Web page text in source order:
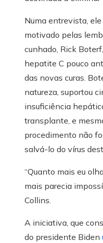
Numa entrevista,
motivado pelas
cunhado, Rick
hepatite C pouco
das novas curas.
natureza, suportou
insuficiência
transplante, e
procedimento não
salvá-lo do vírus
“Quanto mais eu
mais parecia
Collins.
A iniciativa, que
do presidente Biden